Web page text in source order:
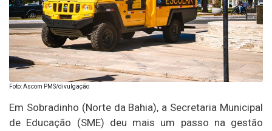
Foto: Ascom PMS/divulgação
Em Sobradinho (Norte da Bahia), a Secretaria Municipal
de Educação (SME) deu mais um passo na gestão